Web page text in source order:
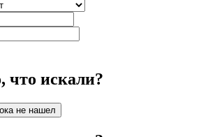
искали?
не нашел